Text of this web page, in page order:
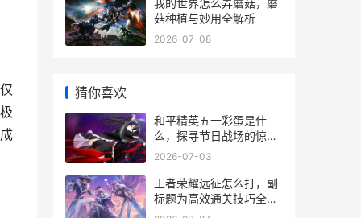
我的世界怎么弄蘑菇，蘑
菇种植与妙用全解析
2026-07-08
猜你喜欢
和平精英五一彩蛋是什
么，探寻节日战场的惊喜
副标题
2026-07-03
王者荣耀远征怎么打，副
标题为高效通关技巧全解
析